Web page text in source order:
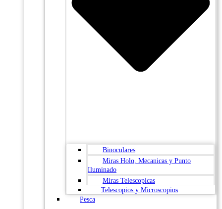
Binoculares
Miras Holo, Mecanicas y Punto
Iluminado
Miras Telescopicas
Telescopios y Microscopios
Pesca